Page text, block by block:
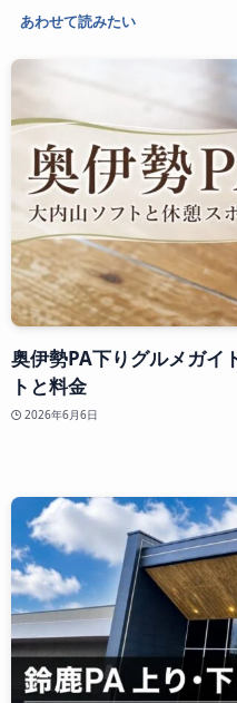
あわせて読みたい
奥伊勢PA下りグルメガイ
トと料金
2026年6月6日